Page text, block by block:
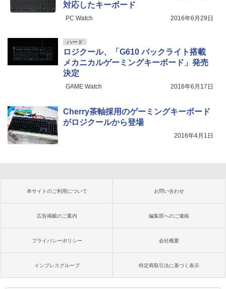
対応したキーボード
PC Watch 2016年6月29日
ハード
ロジクール、「G610 バックライト搭載
メカニカルゲーミングキーボード」発売
決定
GAME Watch 2016年6月17日
Cherry茶軸採用のゲーミングキーボード
がロジクールから登場
2016年4月1日
本サイトのご利用について お問い合わせ
広告掲載のご案内 編集部へのご連絡
プライバシーポリシー 会社概要
インプレスグループ 特定商取引法に基づく表示